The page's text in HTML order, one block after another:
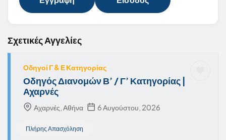
Σχετικές Αγγελίες
Οδηγοί Γ & Ε Κατηγορίας
Οδηγός Διανομών Β’ / Γ’ Κατηγορίας |
Αχαρνές
Αχαρνές, Αθήνα 6 Αυγούστου, 2026
Πλήρης Απασχόληση